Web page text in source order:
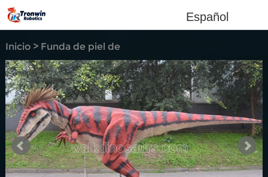
Español
Inicio> Funda de piel de
dinosaurio>